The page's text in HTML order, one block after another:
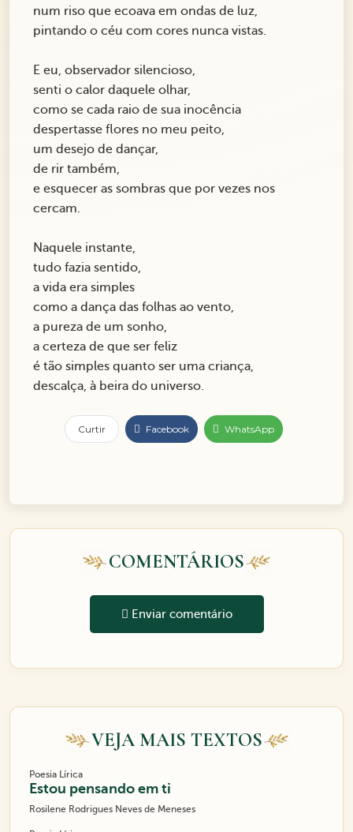
num riso que ecoava em ondas de luz,
pintando o céu com cores nunca vistas.
E eu, observador silencioso,
senti o calor daquele olhar,
como se cada raio de sua inocência
despertasse flores no meu peito,
um desejo de dançar,
de rir também,
e esquecer as sombras que por vezes nos
cercam.
Naquele instante,
tudo fazia sentido,
a vida era simples
como a dança das folhas ao vento,
a pureza de um sonho,
a certeza de que ser feliz
é tão simples quanto ser uma criança,
descalça, à beira do universo.
Curtir Facebook WhatsApp
COMENTÁRIOS
Enviar comentário
VEJA MAIS TEXTOS
Poesia Lírica
Estou pensando em ti
Rosilene Rodrigues Neves de Meneses